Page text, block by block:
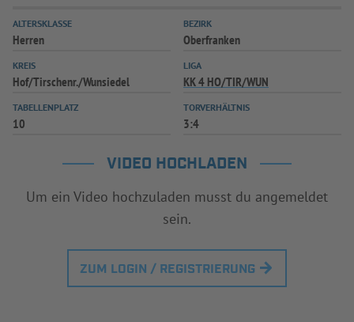
ALTERSKLASSE
Herren
BEZIRK
Oberfranken
KREIS
Hof/Tirschenr./Wunsiedel
LIGA
KK 4 HO/TIR/WUN
TABELLENPLATZ
10
TORVERHÄLTNIS
3:4
VIDEO HOCHLADEN
Um ein Video hochzuladen musst du angemeldet
sein.
ZUM LOGIN / REGISTRIERUNG